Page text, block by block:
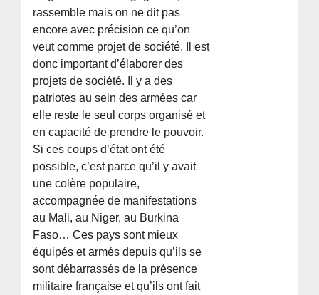
rassemble mais on ne dit pas
encore avec précision ce qu’on
veut comme projet de société. Il est
donc important d’élaborer des
projets de société. Il y a des
patriotes au sein des armées car
elle reste le seul corps organisé et
en capacité de prendre le pouvoir.
Si ces coups d’état ont été
possible, c’est parce qu’il y avait
une colère populaire,
accompagnée de manifestations
au Mali, au Niger, au Burkina
Faso… Ces pays sont mieux
équipés et armés depuis qu’ils se
sont débarrassés de la présence
militaire française et qu’ils ont fait